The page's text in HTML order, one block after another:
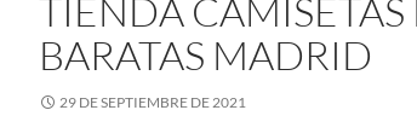
TIENDA CAMISETAS
BARATAS MADRID
29 DE SEPTIEMBRE DE 2021